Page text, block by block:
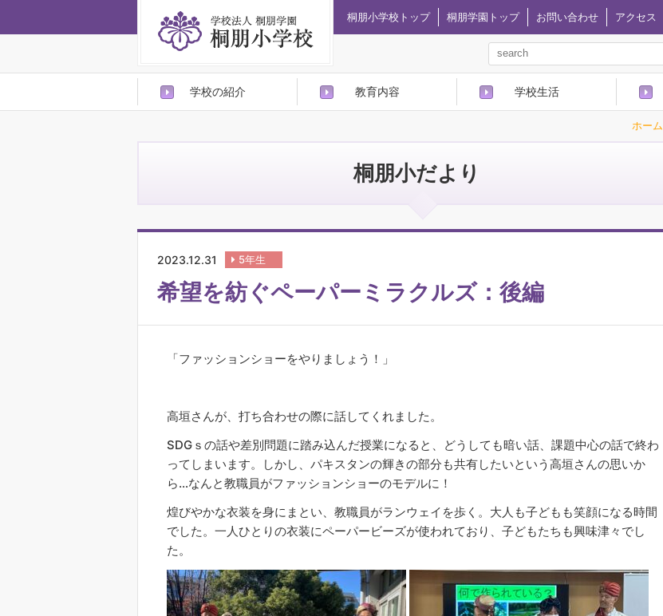
桐朋小学校トップ 桐朋学園トップ お問い合わせ アクセス
学校の紹介 教育内容 学校生活
ホーム
桐朋小だより
2023.12.31 5年生
希望を紡ぐペーパーミラクルズ：後編
「ファッションショーをやりましょう！」
高垣さんが、打ち合わせの際に話してくれました。
SDGｓの話や差別問題に踏み込んだ授業になると、どうしても暗い話、課題中心の話で終わ
ってしまいます。しかし、パキスタンの輝きの部分も共有したいという高垣さんの思いか
ら…なんと教職員がファッションショーのモデルに！
煌びやかな衣装を身にまとい、教職員がランウェイを歩く。大人も子どもも笑顔になる時間
でした。一人ひとりの衣装にペーパービーズが使われており、子どもたちも興味津々でし
た。